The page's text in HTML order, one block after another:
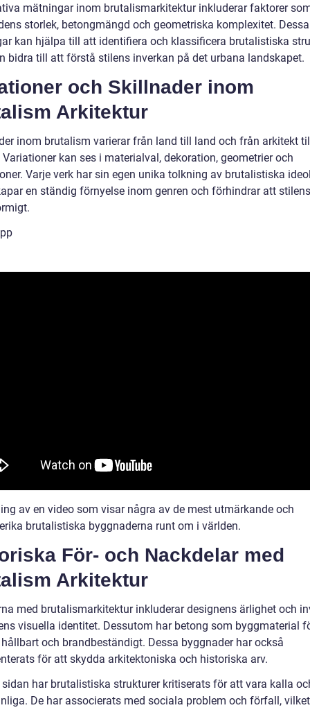
mätningar inom brutalismarkitektur inkluderar faktorer
storlek, betongmängd och geometriska komplexitet. Dessa
kan hjälpa till att identifiera och klassificera brutalistiska
bidra till att förstå stilens inverkan på det urbana landskapet.
och Skillnader inom
Arkitektur
inom brutalism varierar från land till land och från arkitekt
kan ses i materialval, dekoration, geometrier och
Varje verk har sin egen unika tolkning av brutalistiska
en ständig förnyelse inom genren och förhindrar att
av en video som visar några av de mest utmärkande och
brutalistiska byggnaderna runt om i världen.
För- och Nackdelar med
Arkitektur
med brutalismarkitektur inkluderar designens ärlighet och
visuella identitet. Dessutom har betong som byggmaterial
och brandbeständigt. Dessa byggnader har också
för att skydda arkitektoniska och historiska arv.
sidan har brutalistiska strukturer kritiserats för att vara kalla
De har associerats med sociala problem och förfall,